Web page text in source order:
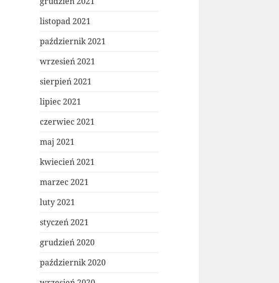
listopad 2021
październik 2021
wrzesień 2021
sierpień 2021
lipiec 2021
czerwiec 2021
maj 2021
kwiecień 2021
marzec 2021
luty 2021
styczeń 2021
grudzień 2020
październik 2020